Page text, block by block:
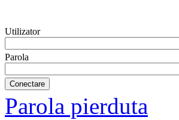
Utilizator
Parola
Parola pierduta